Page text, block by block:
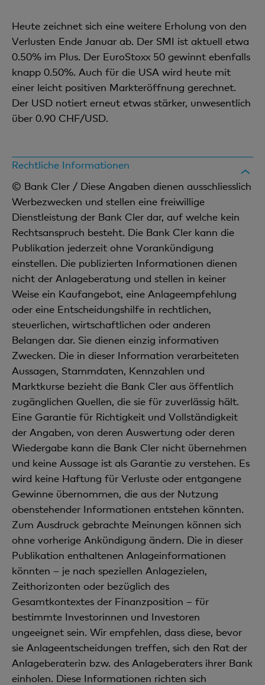
Heute zeichnet sich eine weitere Erholung von den
Verlusten Ende Januar ab. Der SMI ist aktuell etwa
0.50% im Plus. Der EuroStoxx 50 gewinnt ebenfalls
knapp 0.50%. Auch für die USA wird heute mit
einer leicht positiven Markteröffnung gerechnet.
Der USD notiert erneut etwas stärker, unwesentlich
über 0.90 CHF/USD.
Rechtliche Informationen
© Bank Cler / Diese Angaben dienen ausschliesslich
Werbezwecken und stellen eine freiwillige
Dienstleistung der Bank Cler dar, auf welche kein
Rechtsanspruch besteht. Die Bank Cler kann die
Publikation jederzeit ohne Vorankündigung
einstellen. Die publizierten Informationen dienen
nicht der Anlageberatung und stellen in keiner
Weise ein Kaufangebot, eine Anlageempfehlung
oder eine Entscheidungshilfe in rechtlichen,
steuerlichen, wirtschaftlichen oder anderen
Belangen dar. Sie dienen einzig informativen
Zwecken. Die in dieser Information verarbeiteten
Aussagen, Stammdaten, Kennzahlen und
Marktkurse bezieht die Bank Cler aus öffentlich
zugänglichen Quellen, die sie für zuverlässig hält.
Eine Garantie für Richtigkeit und Vollständigkeit
der Angaben, von deren Auswertung oder deren
Wiedergabe kann die Bank Cler nicht übernehmen
und keine Aussage ist als Garantie zu verstehen. Es
wird keine Haftung für Verluste oder entgangene
Gewinne übernommen, die aus der Nutzung
obenstehender Informationen entstehen könnten.
Zum Ausdruck gebrachte Meinungen können sich
ohne vorherige Ankündigung ändern. Die in dieser
Publikation enthaltenen Anlageinformationen
könnten – je nach speziellen Anlagezielen,
Zeithorizonten oder bezüglich des
Gesamtkontextes der Finanzposition – für
bestimmte Investorinnen und Investoren
ungeeignet sein. Wir empfehlen, dass diese, bevor
sie Anlageentscheidungen treffen, sich den Rat der
Anlageberaterin bzw. des Anlageberaters ihrer Bank
einholen. Diese Informationen richten sich